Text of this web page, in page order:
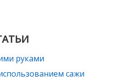
руками
сажи